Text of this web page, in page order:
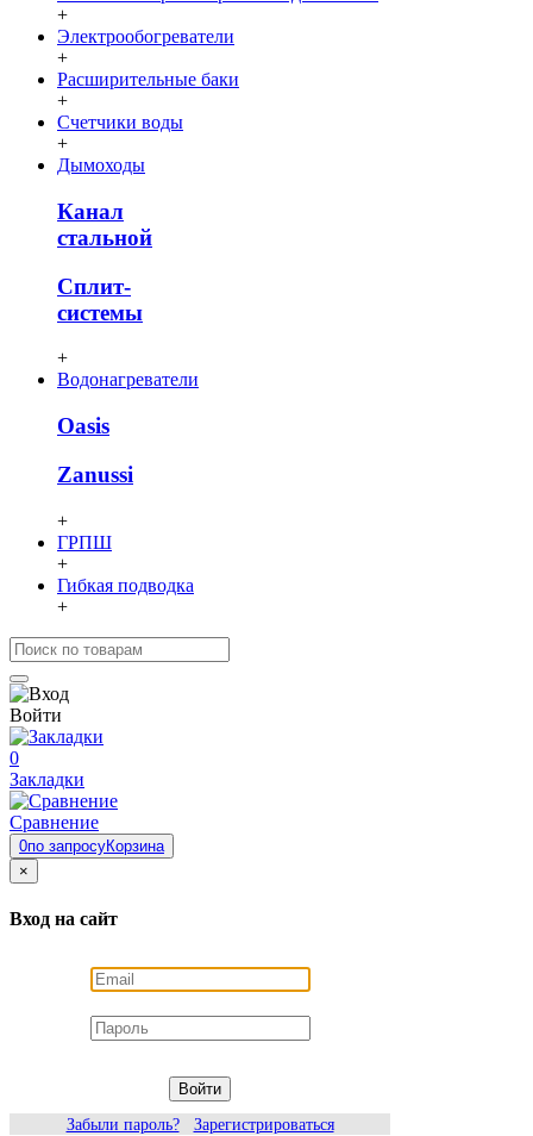
+
Электрообогреватели
+
Расширительные баки
+
Счетчики воды
+
Дымоходы
Канал
стальной
Сплит-
системы
+
Водонагреватели
Oasis
Zanussi
+
ГРПШ
+
Гибкая подводка
+
Войти
0
Закладки
Сравнение
0по запросуКорзина
×
Вход на сайт
Войти
Забыли пароль?
Зарегистрироваться